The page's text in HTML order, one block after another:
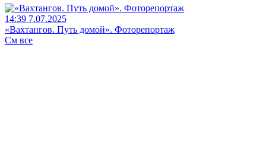
14:39 7.07.2025
«Вахтангов. Путь домой». Фоторепортаж
См все